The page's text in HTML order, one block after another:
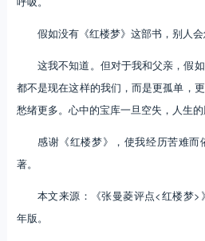
假如没有《红楼梦》这部书，别人
这我不知道。但对于我和父亲，假
都不是现在这样的我们，而是更孤单，
愁绪更多。心中的宝库一旦空失，人生的
感谢《红楼梦》，使我经历苦难
著。
本文来源：《张曼菱评点<红楼梦
年版。